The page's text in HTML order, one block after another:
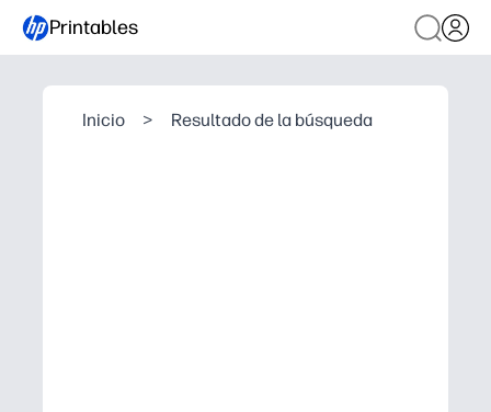
Printables
Inicio > Resultado de la búsqueda